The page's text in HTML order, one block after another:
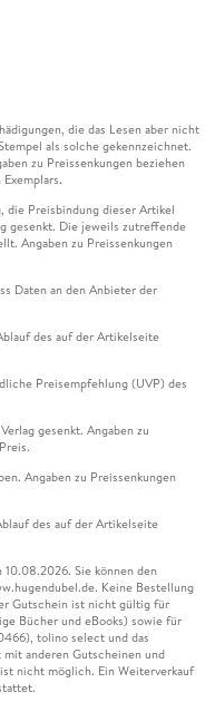
die das Lesen aber nicht
als solche gekennzeichnet.
zu Preissenkungen beziehen
die Preisbindung dieser Artikel
gesenkt. Die jeweils zutreffende
Angaben zu Preissenkungen
Daten an den Anbieter der
des auf der Artikelseite
Preisempfehlung (UVP) des
gesenkt. Angaben zu
Angaben zu Preissenkungen
des auf der Artikelseite
Sie können den
Keine Bestellung
Gutschein ist nicht gültig für
Bücher und eBooks) sowie für
tolino select und das
anderen Gutscheinen und
nicht möglich. Ein Weiterverkauf